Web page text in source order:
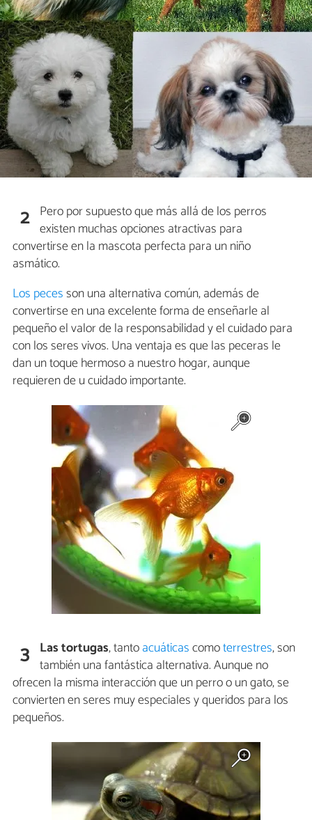
2 Pero por supuesto que más allá de los perros
existen muchas opciones atractivas para
convertirse en la mascota perfecta para un niño
asmático.
Los pecesson una alternativa común, además de
convertirse en una excelente forma de enseñarle al
pequeño el valor de la responsabilidad y el cuidado para
con los seres vivos. Una ventaja es que las peceras le
dan un toque hermoso a nuestro hogar, aunque
requieren de u cuidado importante.
3 Las tortugas, tantoacuáticascomoterrestres, son
también una fantástica alternativa. Aunque no
ofrecen la misma interacción que un perro o un gato, se
convierten en seres muy especiales y queridos para los
pequeños.